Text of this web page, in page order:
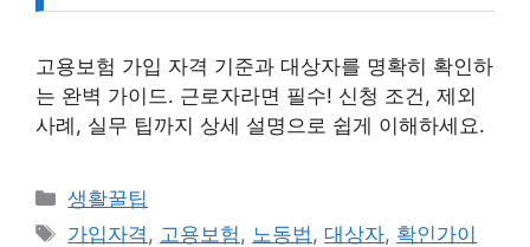
고용보험 가입 자격 기준과 대상자를 명확히 확인하
는 완벽 가이드. 근로자라면 필수! 신청 조건, 제외
사례, 실무 팁까지 상세 설명으로 쉽게 이해하세요.
카
테
생활꿀팁
태
가입자격, 고용보험, 노동법,대상자, 확인가이